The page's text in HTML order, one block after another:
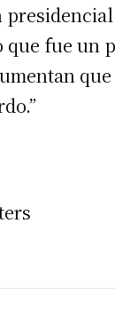
que fue un